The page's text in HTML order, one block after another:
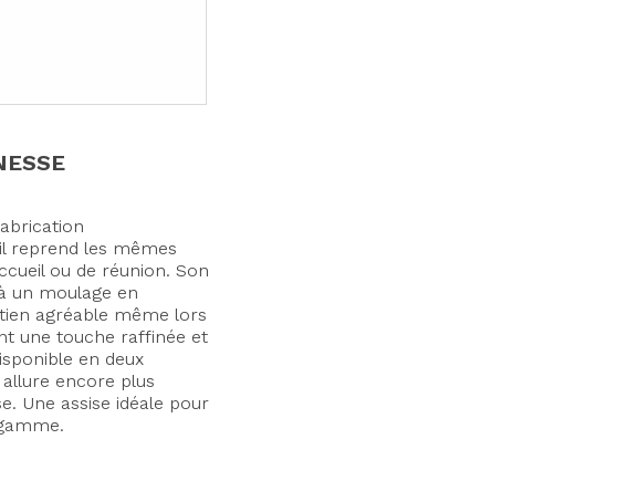
reprend les mêmes
ou de réunion. Son
un moulage en
agréable même lors
une touche raffinée et
en deux
encore plus
Une assise idéale pour